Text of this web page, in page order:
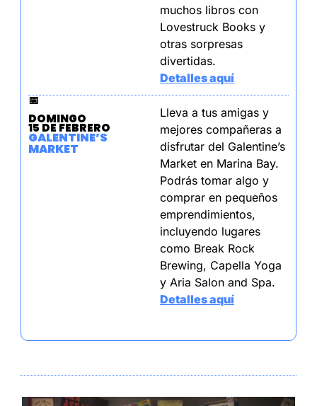
muchos libros con
Lovestruck Books y
otras sorpresas
divertidas.
Detalles aquí
📅
DOMINGO
15 DE FEBRERO
GALENTINE’S
MARKET
Lleva a tus amigas y
mejores compañeras a
disfrutar del Galentine’s
Market en Marina Bay.
Podrás tomar algo y
comprar en pequeños
emprendimientos,
incluyendo lugares
como Break Rock
Brewing, Capella Yoga
Detalles aquí